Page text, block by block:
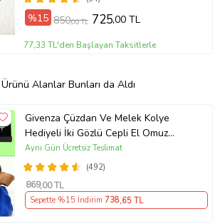
%15 850,00 TL 725,00 TL
77,33 TL'den Başlayan Taksitlerle
Alanlar Bunları da Aldı
Givenza Çüzdan Ve Melek Kolye
Hediyeli İki Gözlü Cepli El Omuz
Çanta (Krem)
(492)
Aynı Gün Ücretsiz Teslimat
869,00 TL
Sepette %15 İndirim 738,65 TL